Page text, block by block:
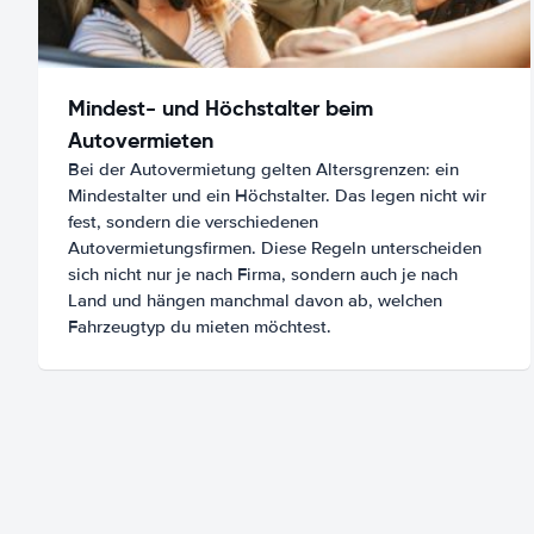
Mindest- und Höchstalter beim
Autovermieten
Bei der Autovermietung gelten Altersgrenzen: ein
Mindestalter und ein Höchstalter. Das legen nicht wir
fest, sondern die verschiedenen
Autovermietungsfirmen. Diese Regeln unterscheiden
sich nicht nur je nach Firma, sondern auch je nach
Land und hängen manchmal davon ab, welchen
Fahrzeugtyp du mieten möchtest.